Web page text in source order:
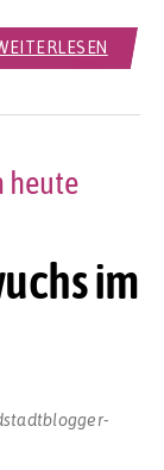
im
heute